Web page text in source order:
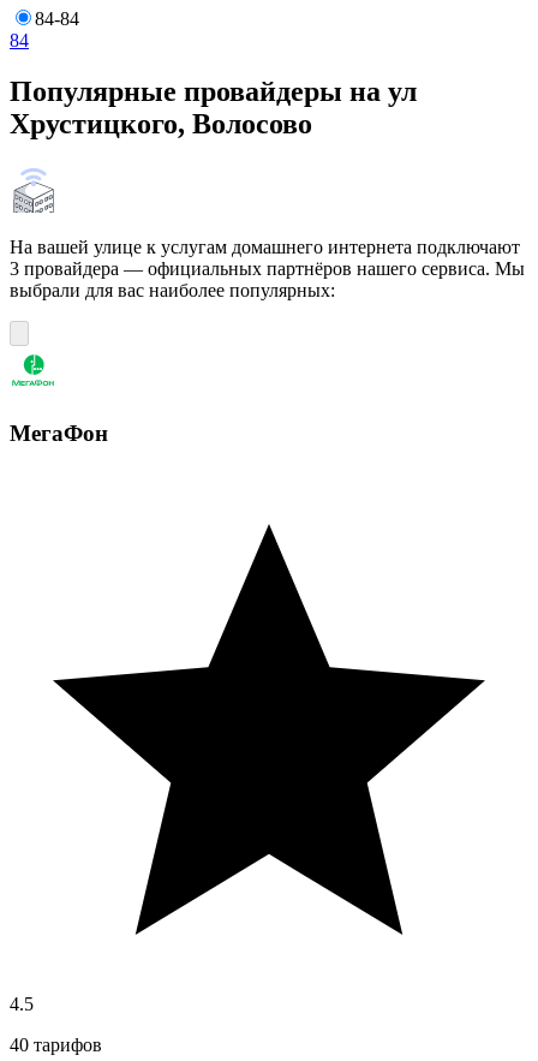
84-84
84
Популярные провайдеры на ул
Хрустицкого, Волосово
На вашей улице к услугам домашнего интернета подключают
3 провайдера — официальных партнёров нашего сервиса. Мы
выбрали для вас наиболее популярных:
МегаФон
4.5
40 тарифов